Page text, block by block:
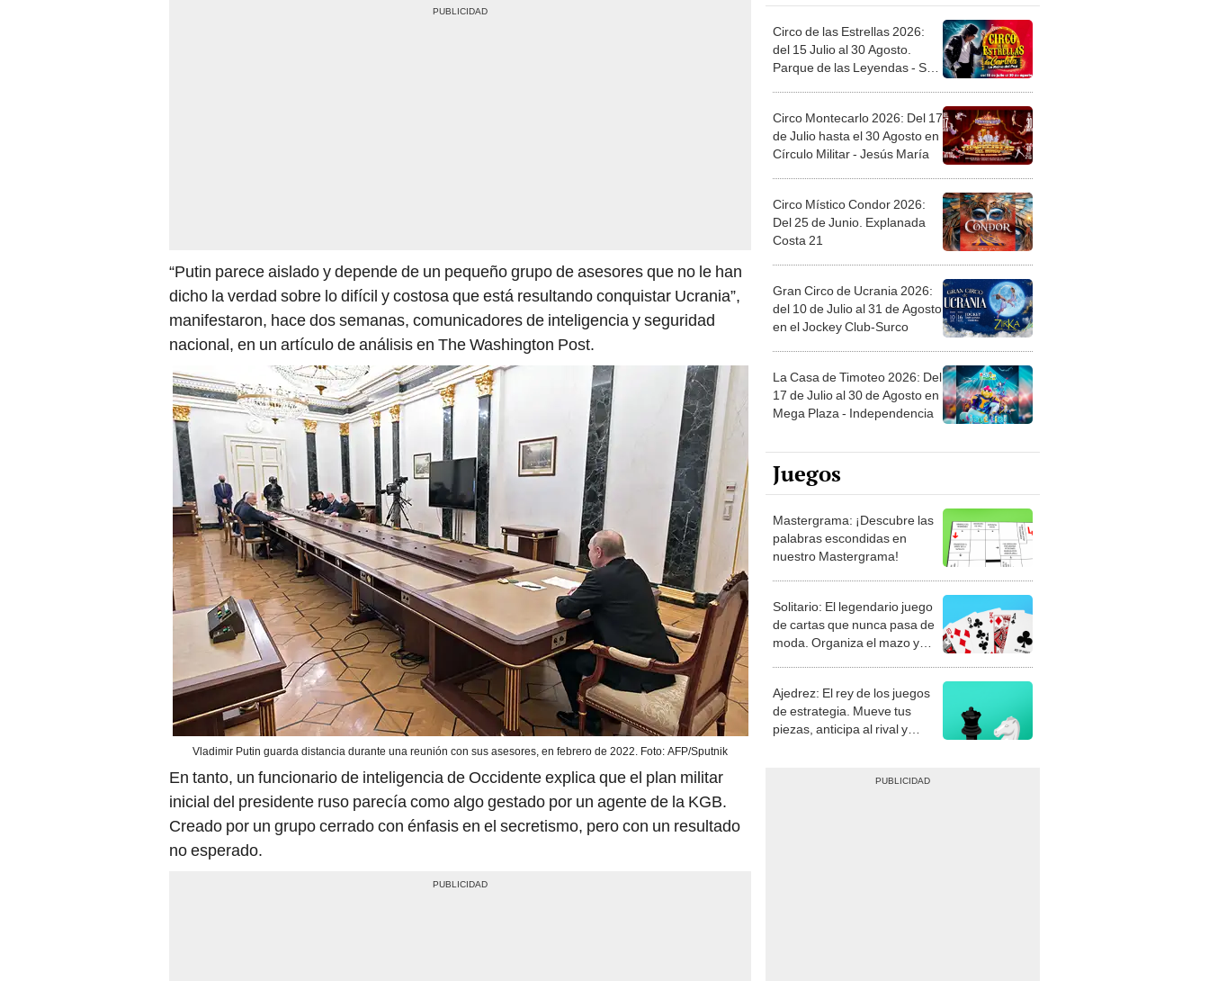
“Putin parece aislado y depende de un pequeño grupo de asesores que no le han
dicho la verdad sobre lo difícil y costosa que está resultando conquistar Ucrania”,
manifestaron, hace dos semanas, comunicadores de inteligencia y seguridad
nacional, en un artículo de análisis en The Washington Post.
Vladimir Putin guarda distancia durante una reunión con sus asesores, en febrero de 2022. Foto: AFP/Sputnik
En tanto, un funcionario de inteligencia de Occidente explica que el plan militar
inicial del presidente ruso parecía como algo gestado por un agente de la KGB.
Creado por un grupo cerrado con énfasis en el secretismo, pero con un resultado
no esperado.
Circo de las Estrellas 2026:
del 15 Julio al 30 Agosto.
Parque de las Leyendas - San
Circo Montecarlo 2026: Del 17
de Julio hasta el 30 Agosto en
Círculo Militar - Jesús María
Circo Místico Condor 2026:
Del 25 de Junio. Explanada
Costa 21
Gran Circo de Ucrania 2026:
del 10 de Julio al 31 de Agosto
en el Jockey Club-Surco
La Casa de Timoteo 2026: Del
17 de Julio al 30 de Agosto en
Mega Plaza - Independencia
Juegos
Mastergrama: ¡Descubre las
palabras escondidas en
nuestro Mastergrama!
Solitario: El legendario juego
de cartas que nunca pasa de
moda. Organiza el mazo y
Ajedrez: El rey de los juegos
de estrategia. Mueve tus
piezas, anticipa al rival y